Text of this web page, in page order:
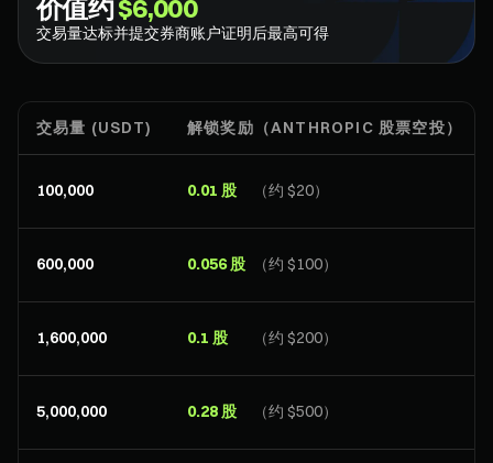
价值约$6,000
交易量达标并提交券商账户证明后最高可得
交易量 (USDT) 解锁奖励（ANTHROPIC 股票空投）
100,000 0.01 股 （约 $20）
600,000 0.056 股 （约 $100）
1,600,000 0.1 股 （约 $200）
5,000,000 0.28 股 （约 $500）